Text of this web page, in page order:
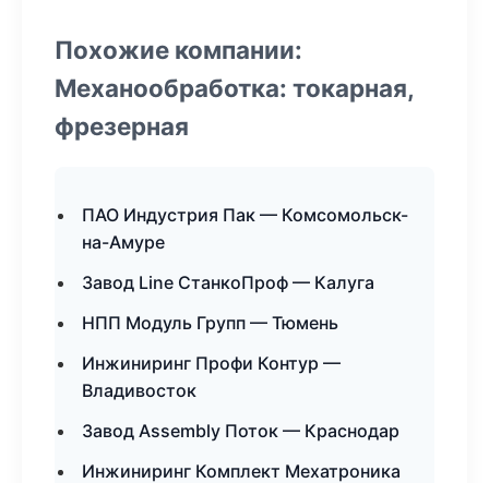
Похожие компании:
Механообработка: токарная,
фрезерная
ПАО Индустрия Пак — Комсомольск-
на-Амуре
Завод Line СтанкоПроф — Калуга
НПП Модуль Групп — Тюмень
Инжиниринг Профи Контур —
Владивосток
Завод Assembly Поток — Краснодар
Инжиниринг Комплект Мехатроника